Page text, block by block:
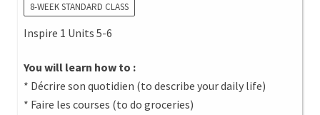
8-WEEK STANDARD CLASS
Inspire 1 Units 5-6
You will learn how to :
* Décrire son quotidien (to describe your daily life)
* Faire les courses (to do groceries)